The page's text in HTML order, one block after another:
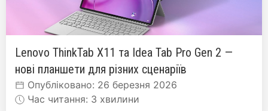
Lenovo ThinkTab X11 та Idea Tab Pro Gen 2 —
нові планшети для різних сценаріїв
Опубліковано: 26 березня 2026
Час читання: 3 хвилини